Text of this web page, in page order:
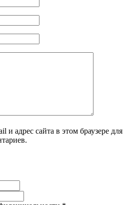
и адрес сайта в этом браузере для